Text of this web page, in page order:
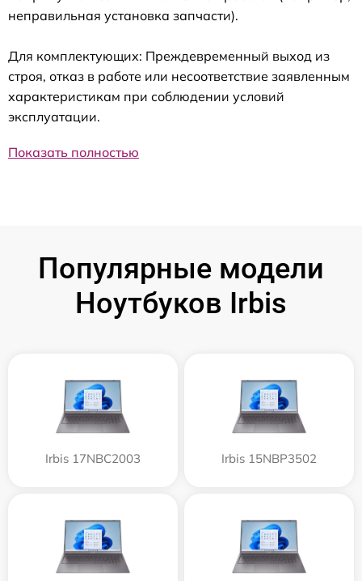
неправильная установка запчасти).
Для комплектующих: Преждевременный выход из
строя, отказ в работе или несоответствие заявленным
характеристикам при соблюдении условий
эксплуатации.
Показать полностью
Популярные модели
Ноутбуков Irbis
Irbis 17NBC2003 Irbis 15NBP3502